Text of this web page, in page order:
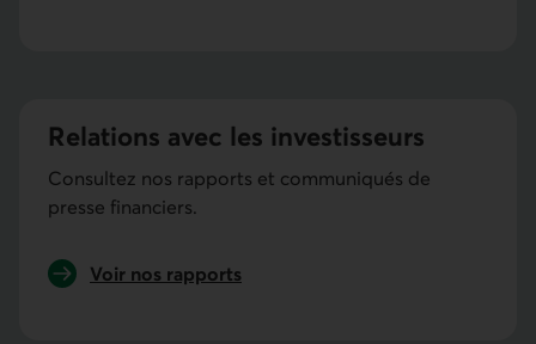
Relations avec les investisseurs
Consultez nos rapports et communiqués de
presse financiers.
Voir nos rapports